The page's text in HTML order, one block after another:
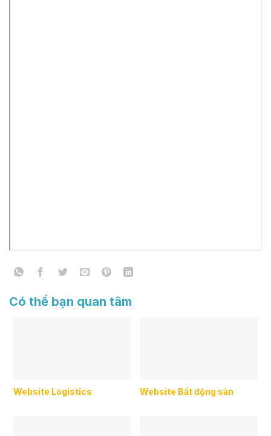
Có thể bạn quan tâm
Website Logistics Website Bất động sản